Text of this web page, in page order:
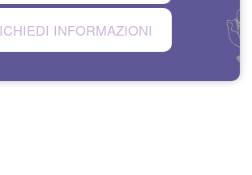
INFORMAZIONI